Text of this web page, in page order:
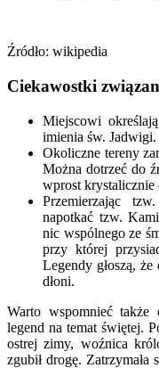
Źródło: wikipedia
Ciekawostki
Miejscowi
imienia św. Jadwigi.
Okoliczne tereny
Można dotrzeć do
wprost krystalicznie
Przemierzając
napotkać tzw.
nic wspólnego ze
przy której
Legendy głoszą,
dłoni.
Warto wspomnieć także
legend na temat świętej.
ostrej zimy, woźnica
zgubił drogę.